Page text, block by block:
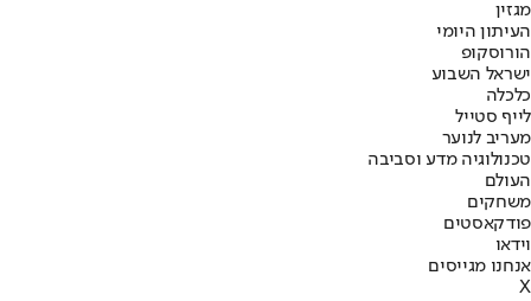
מגזין
העיתון היומי
הורוסקופ
ישראל השבוע
כלכלה
לייף סטייל
מעריב לנוער
טכנולוגיה מדע וסביבה
העולם
משחקים
פודקאסטים
וידאו
אנחנו מגייסים
X